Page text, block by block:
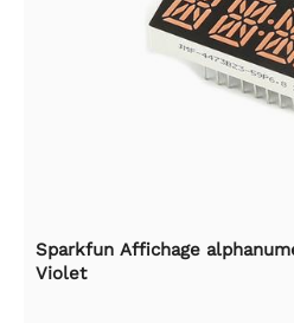
Sparkfun Affichage
Violet